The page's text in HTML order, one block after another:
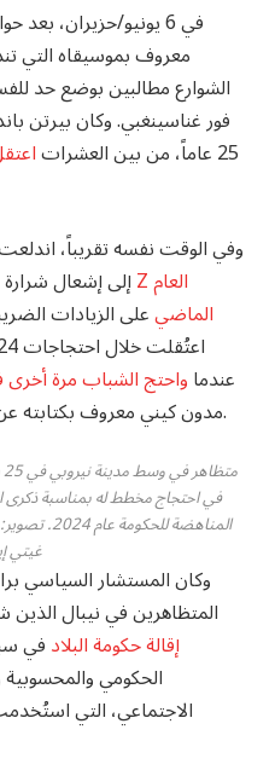
في 6 يونيو/حزيران،
معروف بموسيقاه التي
الشوارع مطالبين بوضع حد
فور غناسينغبي. وكان بيرتن
25 عاماً، من بين العشرات
وفي الوقت نفسه تقريباً،
إلى إشعال
الماضي
عندماواحتج الشباب مرة أخرى
مدون كيني معروف بكتابته عن القضايا الاجتماعية والسياسية.
في احتجاج مخطط له بمناسبة ذكرى
المناهضة للحكومة عام 2024.
غيتي
المتظاهرين في نيبال
إقالة حكومة البلادفي
الحكومي
الاجتماعي، التي